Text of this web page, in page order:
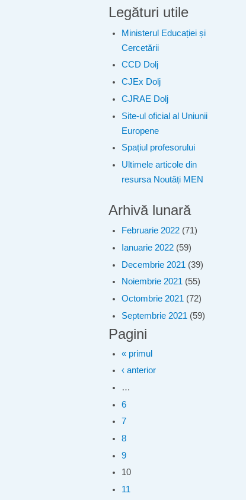
Legături utile
Ministerul Educației și
Cercetării
CCD Dolj
CJEx Dolj
CJRAE Dolj
Site-ul oficial al Uniunii
Europene
Spațiul profesorului
Ultimele articole din
resursa Noutăți MEN
Arhivă lunară
Februarie 2022 (71)
Ianuarie 2022 (59)
Decembrie 2021 (39)
Noiembrie 2021 (55)
Octombrie 2021 (72)
Septembrie 2021 (59)
Pagini
« primul
‹ anterior
…
6
7
8
9
10
11